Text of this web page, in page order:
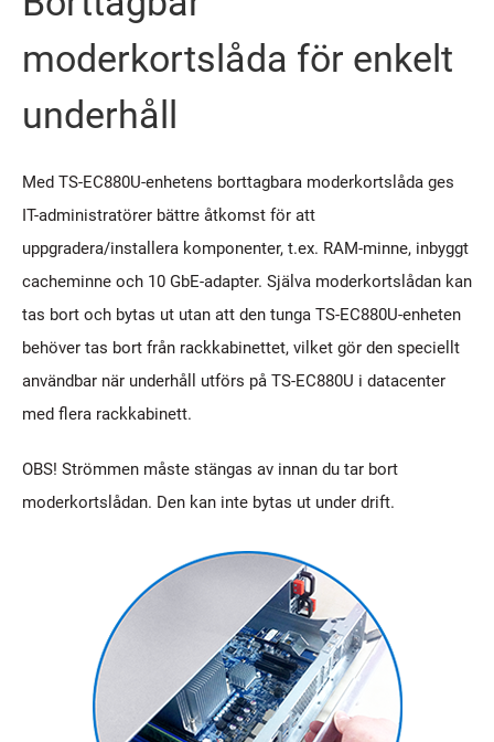
moderkortslåda för enkelt
underhåll
Med TS-EC880U-enhetens borttagbara moderkortslåda ges
IT-administratörer bättre åtkomst för att
uppgradera/installera komponenter, t.ex. RAM-minne, inbyggt
cacheminne och 10 GbE-adapter. Själva moderkortslådan kan
tas bort och bytas ut utan att den tunga TS-EC880U-enheten
behöver tas bort från rackkabinettet, vilket gör den speciellt
användbar när underhåll utförs på TS-EC880U i datacenter
med flera rackkabinett.
OBS! Strömmen måste stängas av innan du tar bort
moderkortslådan. Den kan inte bytas ut under drift.